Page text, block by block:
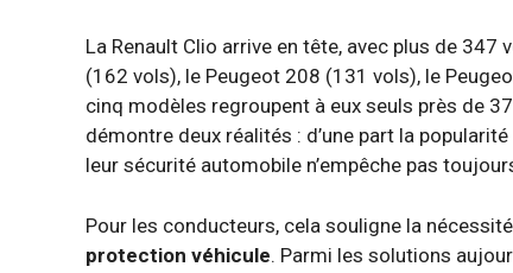
La Renault Clio arrive en tête, avec plus de
(162 vols), le Peugeot 208 (131 vols), le
cinq modèles regroupent à eux seuls près de
démontre deux réalités : d’une part la
leur sécurité automobile n’empêche pas
Pour les conducteurs, cela souligne la
protection véhicule. Parmi les solutions